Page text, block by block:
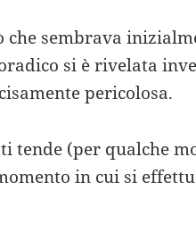
che sembrava
si è rivelata
pericolosa.
tende (per qualche
in cui si